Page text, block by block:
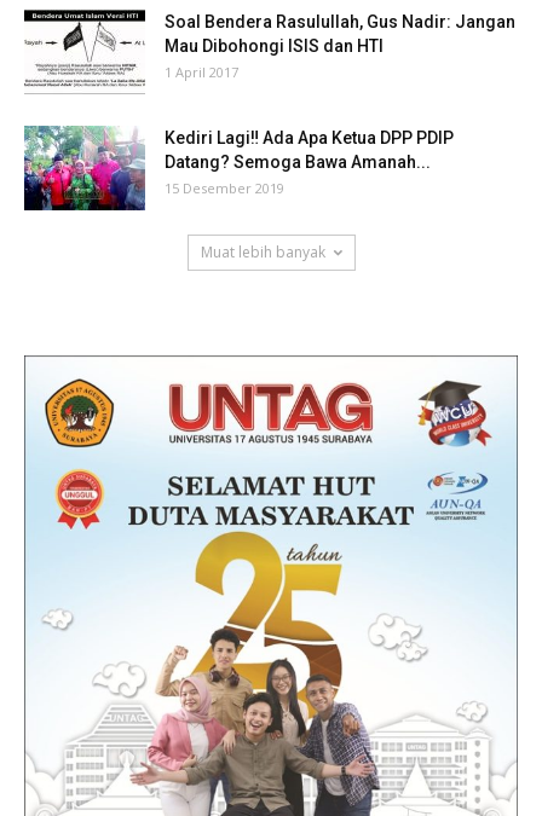
Soal Bendera Rasulullah, Gus Nadir: Jangan
Mau Dibohongi ISIS dan HTI
1 April 2017
Kediri Lagi‼ Ada Apa Ketua DPP PDIP
Datang? Semoga Bawa Amanah...
15 Desember 2019
Muat lebih banyak